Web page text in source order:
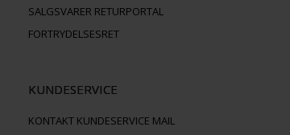
SALGSVARER RETURPORTAL
FORTRYDELSESRET
KUNDESERVICE
KONTAKT KUNDESERVICE MAIL